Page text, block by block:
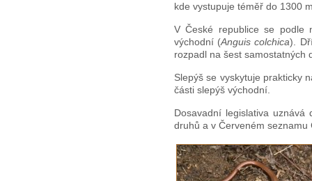
kde vystupuje téměř do 1300
V České republice se podle
východní (Anguis colchica).
rozpadl na šest samostatných
Slepýš se vyskytuje prakticky
části slepýš východní.
Dosavadní legislativa
druhů a v Červeném